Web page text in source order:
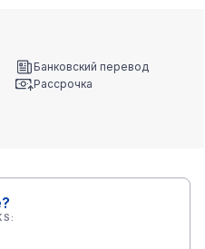
Банковский перевод
Рассрочка